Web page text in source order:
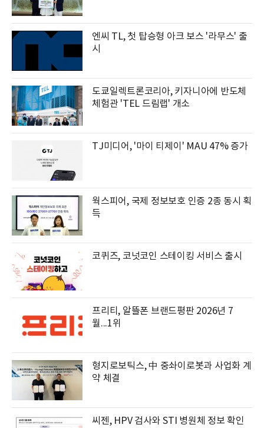
엔씨 TL, 첫 탑승형 아크 보스 '라무스' 출
시
도쿄일렉트론코리아, 키자니아에 반도체
체험관 'TEL 드림랩' 개소
TJ미디어, '마이 티제이' MAU 47% 증가
웍스피어, 국제 정보보호 인증 2종 동시 획
득
코퀴즈, 코넛코인 스테이킹 서비스 출시
프리티, 알뜰폰 브랜드평판 2026년 7
월...1위
형지로보틱스, 中 중솨이로봇과 사업화 계
약 체결
씨젠, HPV 검사와 STI 병원체 정보 확인